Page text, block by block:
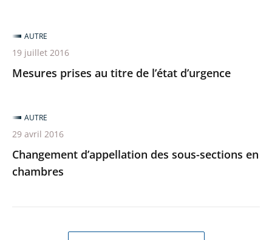
Mesures prises au titre de l’état d’urgence
AUTRE
19 juillet 2016
Changement d’appellation des sous-sections en
chambres
AUTRE
29 avril 2016